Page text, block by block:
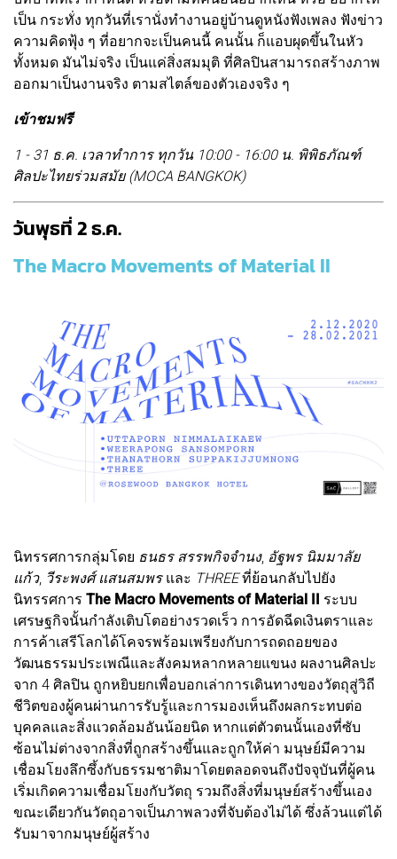
เป็น กระทั่ง ทุกวันที่เรานั่งทำงานอยู่บ้านดูหนังฟังเพลง ฟังข่าว
ความคิดฟุ้ง ๆ ที่อยากจะเป็นคนนี้ คนนั้น ก็แอบผุดขึ้นในหัว
ทั้งหมด มันไม่จริง เป็นแค่สิ่งสมมุติ ที่ศิลปินสามารถสร้างภาพ
ออกมาเป็นงานจริง ตามสไตล์ของตัวเองจริง ๆ
เข้าชมฟรี
1 - 31 ธ.ค. เวลาทำการ ทุกวัน 10:00 - 16:00 น. พิพิธภัณฑ์
ศิลปะไทยร่วมสมัย (MOCA BANGKOK)
วันพุธที่ 2 ธ.ค.
The Macro Movements of Material II
นิทรรศการกลุ่มโดย ธนธร สรรพกิจจำนง, อัฐพร นิมมาลัย
แก้ว, วีระพงศ์ แสนสมพร และ THREEที่ย้อนกลับไปยัง
นิทรรศการ The Macro Movements of Material II ระบบ
เศรษฐกิจนั้นกำลังเติบโตอย่างรวดเร็ว การอัดฉีดเงินตราและ
การค้าเสรีโลกได้โคจรพร้อมเพรียงกับการถดถอยของ
วัฒนธรรมประเพณีและสังคมหลากหลายแขนง ผลงานศิลปะ
จาก 4 ศิลปิน ถูกหยิบยกเพื่อบอกเล่าการเดินทางของวัตถุสู่วิถี
ชีวิตของผู้คนผ่านการรับรู้และการมองเห็นถึงผลกระทบต่อ
บุคคลและสิ่งแวดล้อมอันน้อยนิด หากแต่ตัวตนนั้นเองที่ซับ
ซ้อนไม่ต่างจากสิ่งที่ถูกสร้างขึ้นและถูกให้ค่า มนุษย์มีความ
เชื่อมโยงลึกซึ้งกับธรรมชาติมาโดยตลอดจนถึงปัจจุบันที่ผู้คน
เริ่มเกิดความเชื่อมโยงกับวัตถุ รวมถึงสิ่งที่มนุษย์สร้างขึ้นเอง
ขณะเดียวกันวัตถุอาจเป็นภาพลวงที่จับต้องไม่ได้ ซึ่งล้วนแต่ได้
รับมาจากมนุษย์ผู้สร้าง